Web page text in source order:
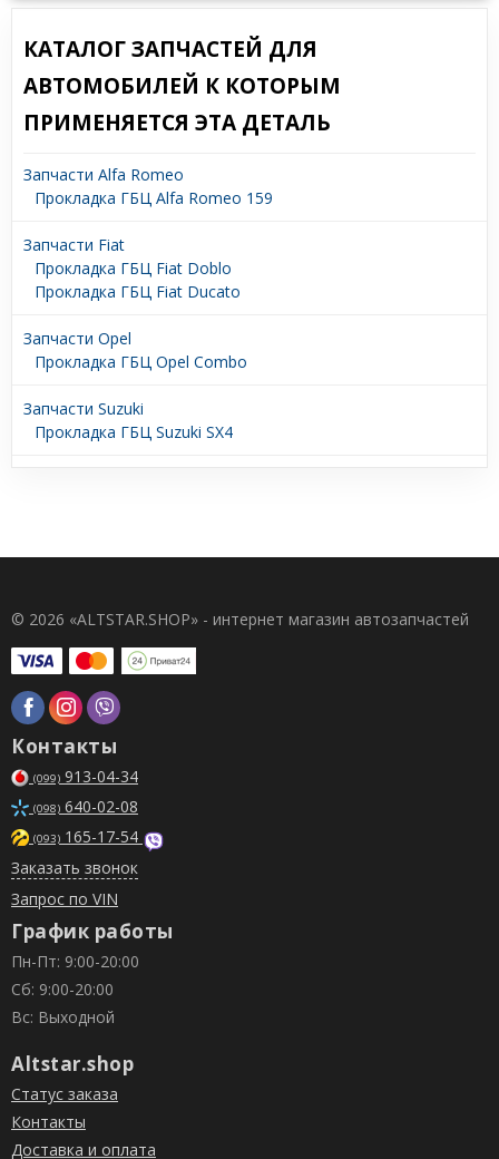
КАТАЛОГ ЗАПЧАСТЕЙ ДЛЯ
АВТОМОБИЛЕЙ К КОТОРЫМ
ПРИМЕНЯЕТСЯ ЭТА ДЕТАЛЬ
Запчасти Alfa Romeo
Прокладка ГБЦ Alfa Romeo 159
Запчасти Fiat
Прокладка ГБЦ Fiat Doblo
Прокладка ГБЦ Fiat Ducato
Запчасти Opel
Прокладка ГБЦ Opel Combo
Запчасти Suzuki
Прокладка ГБЦ Suzuki SX4
© 2026 «ALTSTAR.SHOP» - интернет магазин автозапчастей
Контакты
(099) 913-04-34
(098) 640-02-08
(093) 165-17-54
Заказать звонок
Запрос по VIN
График работы
Пн-Пт: 9:00-20:00
Сб: 9:00-20:00
Вс: Выходной
Altstar.shop
Статус заказа
Контакты
Доставка и оплата